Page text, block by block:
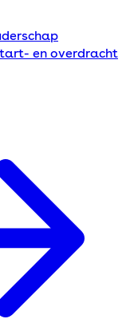
en overdracht